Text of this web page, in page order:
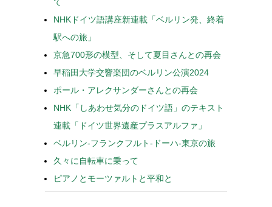
NHKドイツ語講座新連載「ベルリン発、終着
駅への旅」
京急700形の模型、そして夏目さんとの再会
早稲田大学交響楽団のベルリン公演2024
ポール・アレクサンダーさんとの再会
NHK「しあわせ気分のドイツ語」のテキスト
連載「ドイツ世界遺産プラスアルファ」
ベルリン-フランクフルト-ドーハ-東京の旅
久々に自転車に乗って
ピアノとモーツァルトと平和と